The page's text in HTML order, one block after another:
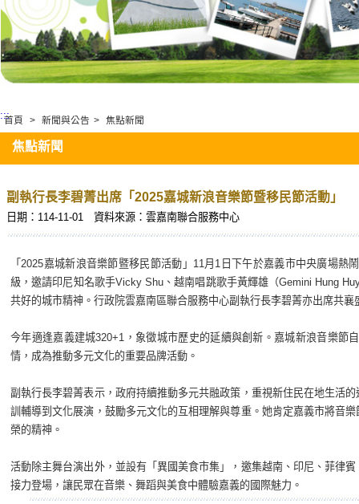
:::首頁 > 新聞與公告 > 焦點新聞
焦點新聞
副執行長李碧菁出席「2025嘉城新浪音樂節暨移民節活動」
日期：114-11-01 資料來源：雲嘉南聯合服務中心
「2025嘉城新浪音樂節暨移民節活動」11月1日下午於嘉義市中央廣場
級，邀請印尼知名歌手Vicky Shu、越南唱跳歌手黃輝雄（Gemini Hung
共好的城市精神。行政院雲嘉南區聯合服務中心副執行長李碧菁亦出席共襄
今年適逢嘉義建城320+1，象徵城市歷史的延續與創新。嘉城新浪音樂
情，成為推動多元文化的重要品牌活動。
副執行長李碧菁表示，政府持續推動多元共融政策，重視新住民在地生活
訓輔導到文化展演，鼓勵多元文化的互相理解與尊重。她肯定嘉義市將音
榮的精神。
活動除主舞台演出外，並設有「異國美食市集」，邀集越南、印尼、菲律
接力登場，讓民眾在音樂、舞蹈與美食中體驗嘉義的國際魅力。